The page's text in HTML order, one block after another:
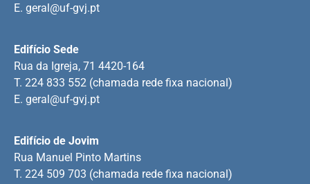
Edifício de Jovim
Rua Manuel Pinto Martins
T. 224 509 703 (chamada rede fixa nacional)
Edifício Sede
Rua da Igreja, 71 4420-164
T. 224 833 552 (chamada rede fixa nacional)
E. geral@uf-gvj.pt
E. geral@uf-gvj.pt